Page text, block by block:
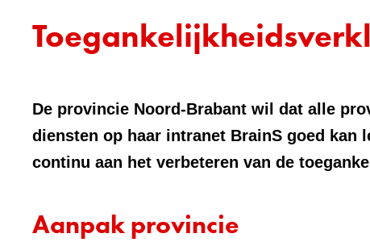
De provincie Noord-Brabant wil dat alle
diensten op haar intranet BrainS goed kan
continu aan het verbeteren van de
Aanpak provincie